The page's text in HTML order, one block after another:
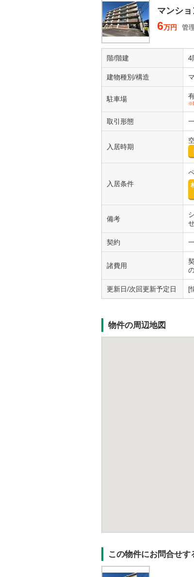
マンシ
6万円 管
階/階建 4
建物種別/構造
駐車場
※
取引形態
入居時期
入居条件
備考
契約
諸費用
更新日/次回更新予定日 [
物件の周辺地図
この物件にお問合せす